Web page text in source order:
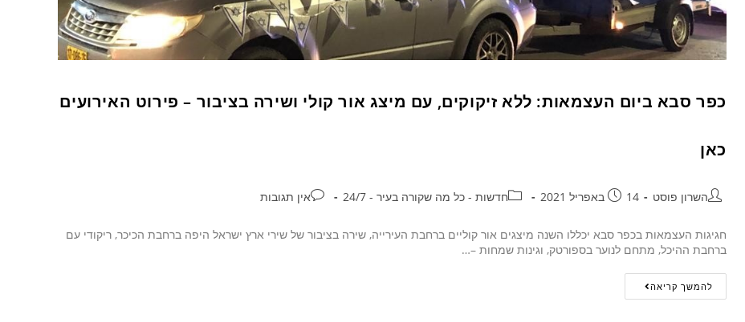
כפר סבא ביום העצמאות: ללא זיקוקים, עם מיצג אור קולי ושירה בציבור – פירוט האירועים
כאן
השרון פוסט 14 באפריל 2021 חדשות - כל מה שקורה בעיר - 24/7 אין תגובות
חגיגות העצמאות בכפר סבא יכללו השנה מיצגים אור קוליים ברחבת העירייה, שירה בציבור של שירי ארץ ישראל היפה ברחבת הכיכר, ריקודי עם
ברחבת ההיכל, מתחם לנוער בספורטק, וגינות שמחות –…
להמשך קריאה